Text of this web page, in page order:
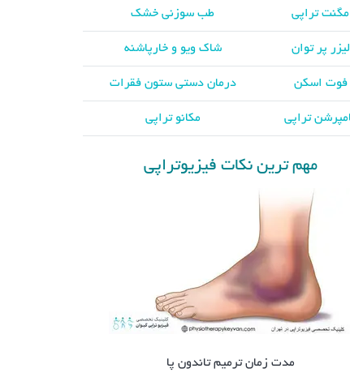
مگنت تراپی طب سوزنی خشک
لیزر پر توان شاک ویو و خارپاشنه
فوت اسکن درمان دستی ستون فقرات
تراپی مکانو تراپی
مهم ترین نکات فیزیوتراپی
مدت زمان ترمیم تاندون پا